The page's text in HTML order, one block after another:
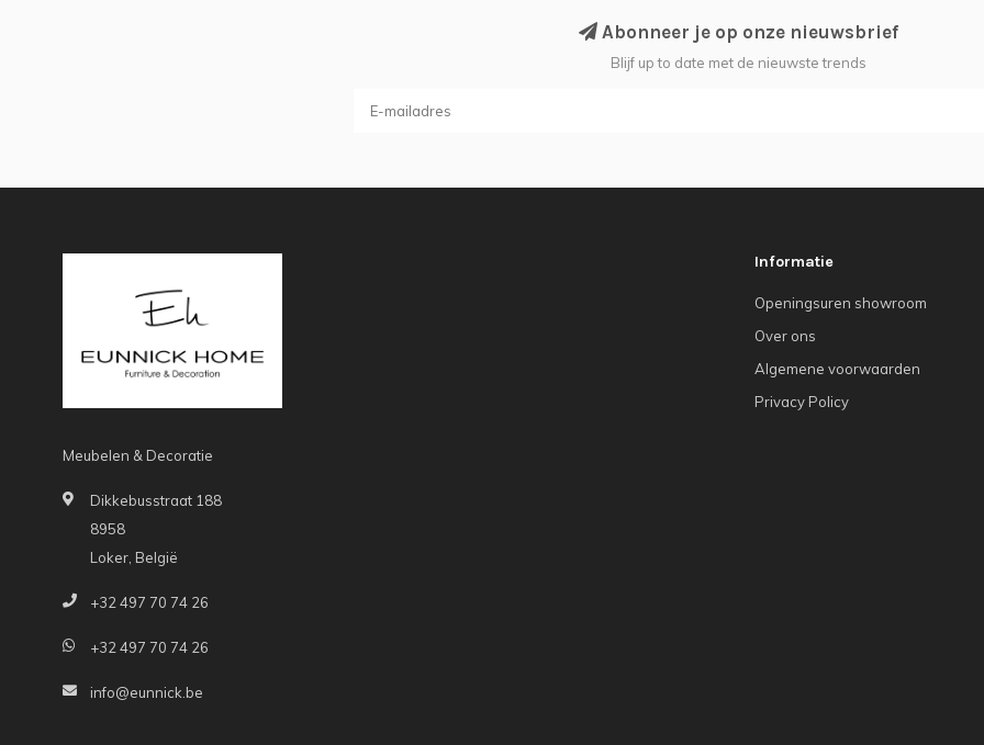
Abonneer je op onze nieuwsbrief
Blijf up to date met de nieuwste trends
Meubelen & Decoratie
Dikkebusstraat 188
8958
Loker, België
+32 497 70 74 26
+32 497 70 74 26
info@eunnick.be
Informatie
Openingsuren showroom
Over ons
Algemene voorwaarden
Privacy Policy